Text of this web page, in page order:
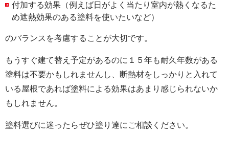
付加する効果（例えば日がよく当たり室内が熱くなるた
め遮熱効果のある塗料を使いたいなど）
のバランスを考慮することが大切です。
もうすぐ建て替え予定があるのに１５年も耐久年数がある
塗料は不要かもしれませんし、断熱材をしっかりと入れて
いる屋根であれば塗料による効果はあまり感じられないか
もしれません。
塗料選びに迷ったらぜひ塗り達にご相談ください。